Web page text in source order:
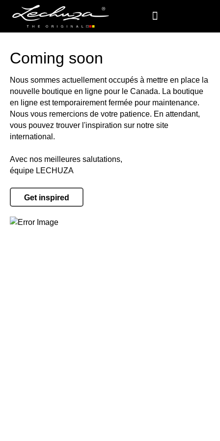
Coming soon
Nous sommes actuellement occupés à mettre en place la
nouvelle boutique en ligne pour le Canada. La boutique
en ligne est temporairement fermée pour maintenance.
Nous vous remercions de votre patience. En attendant,
vous pouvez trouver l'inspiration sur notre site
international.
Avec nos meilleures salutations,
équipe LECHUZA
Get inspired